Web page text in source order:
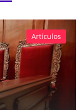
Artículos